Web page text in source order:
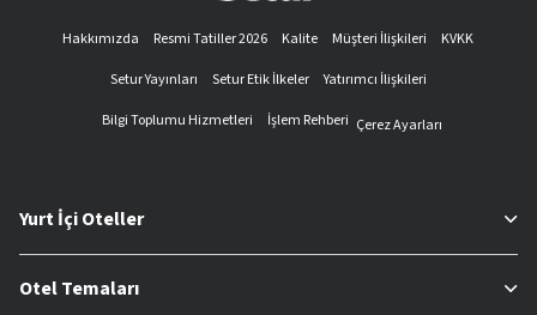
Hakkımızda Resmi Tatiller 2026 Kalite Müşteri İlişkileri
KVKK
Setur Yayınları
Setur Etik İlkeler
Yatırımcı İlişkileri
Bilgi Toplumu Hizmetleri
İşlem Rehberi Çerez Ayarları
Yurt İçi Oteller
Otel Temaları